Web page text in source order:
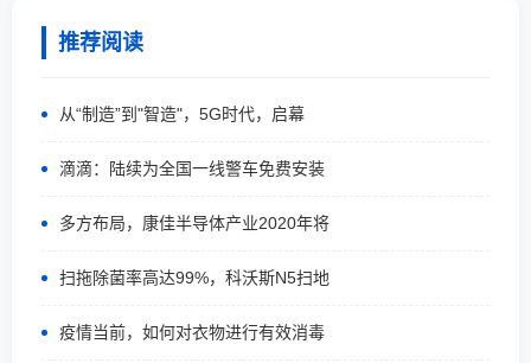
推荐阅读
从“制造”到"智造"，5G时代，启幕
滴滴：陆续为全国一线警车免费安装
多方布局，康佳半导体产业2020年将
扫拖除菌率高达99%，科沃斯N5扫地
疫情当前，如何对衣物进行有效消毒